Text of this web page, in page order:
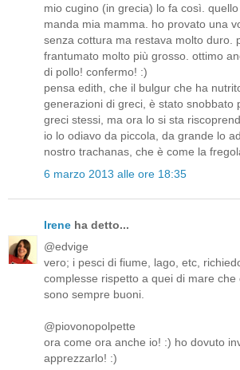
mio cugino (in grecia) lo fa così.
manda mia mamma. ho provato una
senza cottura ma restava molto duro.
frantumato molto più grosso. ottimo
di pollo! confermo! :)
pensa edith, che il bulgur che ha
generazioni di greci, è stato snobbato
greci stessi, ma ora lo si sta
io lo odiavo da piccola, da grande lo
nostro trachanas, che è come la
6 marzo 2013 alle ore 18:35
Irene ha detto...
@edvige
vero; i pesci di fiume, lago, etc,
complesse rispetto a quei di mare che
sono sempre buoni.
@piovonopolpette
ora come ora anche io! :) ho dovuto
apprezzarlo! :)